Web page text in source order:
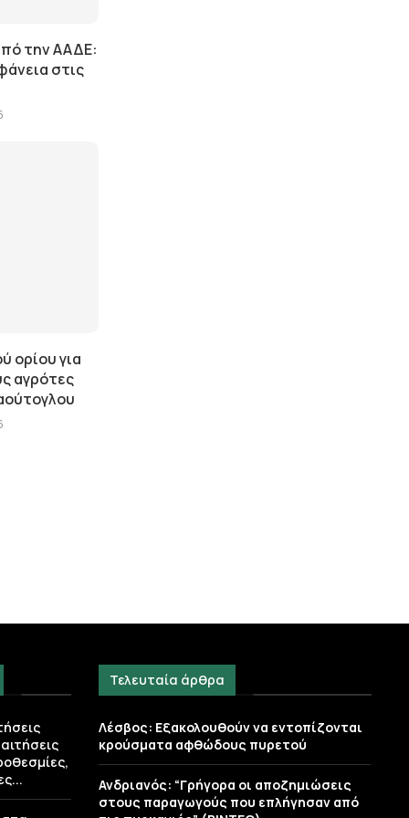
την ΑΑΔΕ:
στις
ορίου για
αγρότες
Τελευταία άρθρα
Λέσβος: Εξακολουθούν να εντοπίζονται
κρούσματα αφθώδους πυρετού
Ανδριανός: “Γρήγορα οι αποζημιώσεις
στους παραγωγούς που επλήγησαν από